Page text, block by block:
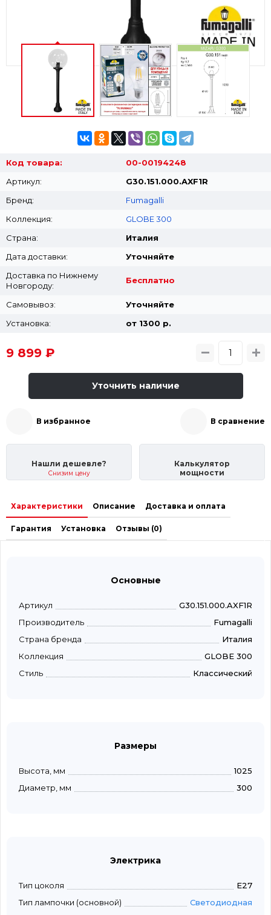
Код товара:
00-00194248
Артикул:
G30.151.000.AXF1R
Бренд:
Fumagalli
Коллекция:
GLOBE 300
Страна:
Италия
Дата доставки:
Уточняйте
Доставка по Нижнему
Новгороду:
Бесплатно
Самовывоз:
Уточняйте
Установка:
от 1300 p.
9 899 ₽
Уточнить наличие
В избранное В сравнение
Нашли дешевле?
Снизим цену
Калькулятор
мощности
Характеристики Описание Доставка и оплата
Гарантия Установка Отзывы (0)
Основные
Артикул
G30.151.000.AXF1R
Производитель
Fumagalli
Страна бренда
Италия
Коллекция
GLOBE 300
Стиль
Классический
Размеры
Высота, мм
1025
Диаметр, мм
300
Электрика
Тип цоколя
E27
Тип лампочки (основной)
Светодиодная